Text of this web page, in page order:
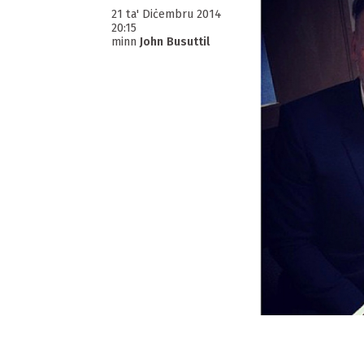
21 ta' Diċembru 2014
20:15
minn John Busuttil